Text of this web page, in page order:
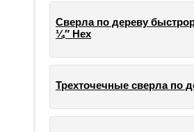
Сверла по дереву
¼″ Hex
Трехточечные сверла по